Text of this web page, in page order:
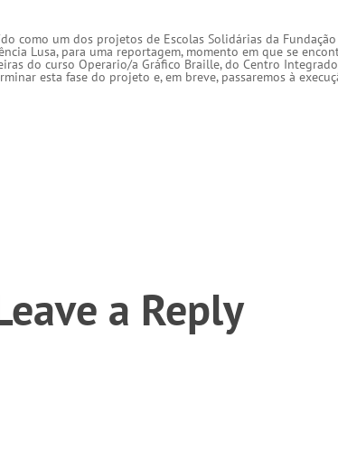
um dos projetos de Escolas Solidárias da Fundação
Lusa, para uma reportagem, momento em que se
do curso Operario/a Gráfico Braille, do Centro
esta fase do projeto e, em breve, passaremos à
a Reply